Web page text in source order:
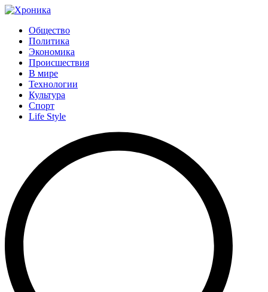
Общество
Политика
Экономика
Происшествия
В мире
Технологии
Культура
Спорт
Life Style